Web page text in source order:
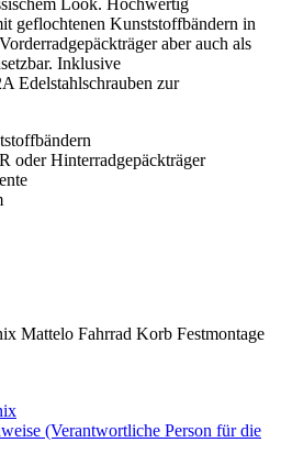
geflochtenen Kunststoffbändern in
aber auch als
Inklusive
Edelstahlschrauben zur
oder Hinterradgepäckträger
Mattelo Fahrrad Korb Festmontage
(Verantwortliche Person für die